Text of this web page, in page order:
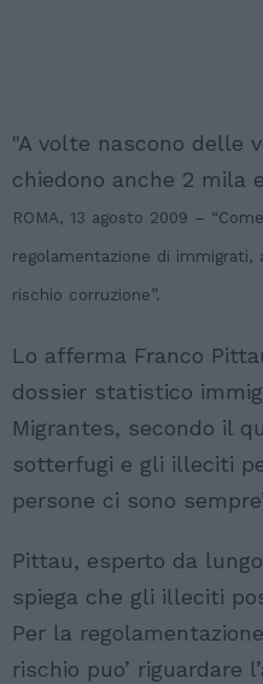
"A volte nascono delle
chiedono anche 2 mila
ROMA, 13 agosto 2009 –
regolamentazione di
rischio corruzione”.
Lo afferma Franco
dossier statistico
Migrantes, secondo il
sotterfugi e gli illeciti
persone ci sono
Pittau, esperto da
spiega che gli illeciti
Per la
rischio puo’ riguardare